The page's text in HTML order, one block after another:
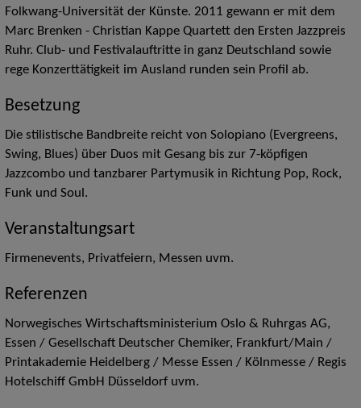
Folkwang-Universität der Künste. 2011 gewann er mit dem
Marc Brenken - Christian Kappe Quartett den Ersten Jazzpreis
Ruhr. Club- und Festivalauftritte in ganz Deutschland sowie
rege Konzerttätigkeit im Ausland runden sein Profil ab.
Besetzung
Die stilistische Bandbreite reicht von Solopiano (Evergreens,
Swing, Blues) über Duos mit Gesang bis zur 7-köpfigen
Jazzcombo und tanzbarer Partymusik in Richtung Pop, Rock,
Funk und Soul.
Veranstaltungsart
Firmenevents, Privatfeiern, Messen uvm.
Referenzen
Norwegisches Wirtschaftsministerium Oslo & Ruhrgas AG,
Essen / Gesellschaft Deutscher Chemiker, Frankfurt/Main /
Printakademie Heidelberg / Messe Essen / Kölnmesse / Regis
Hotelschiff GmbH Düsseldorf uvm.